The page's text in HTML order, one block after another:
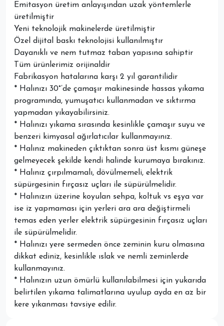
Emitasyon üretim anlayışından uzak yöntemlerle
üretilmiştir
Yeni teknolojik makinelerde üretilmiştir
Özel dijital baskı teknolojisi kullanılmıştır
Dayanıklı ve nem tutmaz taban yapısına sahiptir
Tüm ürünlerimiz orijinaldir
Fabrikasyon hatalarına karşı 2 yıl garantilidir
* Halınızı 30°’de çamaşır makinesinde hassas yıkama
programında, yumuşatıcı kullanmadan ve sıktırma
yapmadan yıkayabilirsiniz.
* Halınızı yıkama sırasında kesinlikle çamaşır suyu ve
benzeri kimyasal ağırlatıcılar kullanmayınız.
* Halınız makineden çıktıktan sonra üst kısmı güneşe
gelmeyecek şekilde kendi halinde kurumaya bırakınız.
* Halınız çırpılmamalı, dövülmemeli, elektrik
süpürgesinin fırçasız uçları ile süpürülmelidir.
* Halınızın üzerine koyulan sehpa, koltuk vs eşya var
ise iz yapmaması için yerleri ara ara değiştirmeli
temas eden yerler elektrik süpürgesinin fırçasız uçları
ile süpürülmelidir.
* Halınızı yere sermeden önce zeminin kuru olmasına
dikkat ediniz, kesinlikle ıslak ve nemli zeminlerde
kullanmayınız.
* Halınızın uzun ömürlü kullanılabilmesi için yukarıda
belirtilen yıkama talimatlarına uyulup ayda en az bir
kere yıkanması tavsiye edilir.